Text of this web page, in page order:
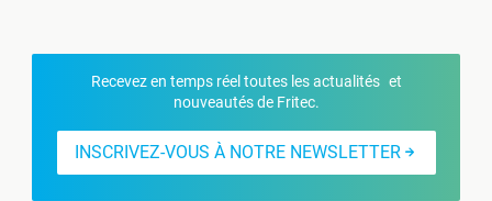
Recevez en temps réel toutes les actualités et
nouveautés de Fritec.
INSCRIVEZ-VOUS À NOTRE NEWSLETTER